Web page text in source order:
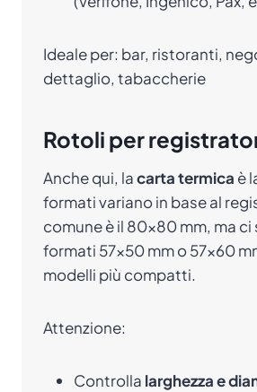
Ideale per: bar, ristoranti,
dettaglio, tabaccherie
Rotoli per
Anche qui, lacarta termica è
formati variano in base al
comune è il 80×80 mm, ma
formati 57×50 mm o 57×60
modelli più compatti.
Attenzione:
Controlla larghezza e